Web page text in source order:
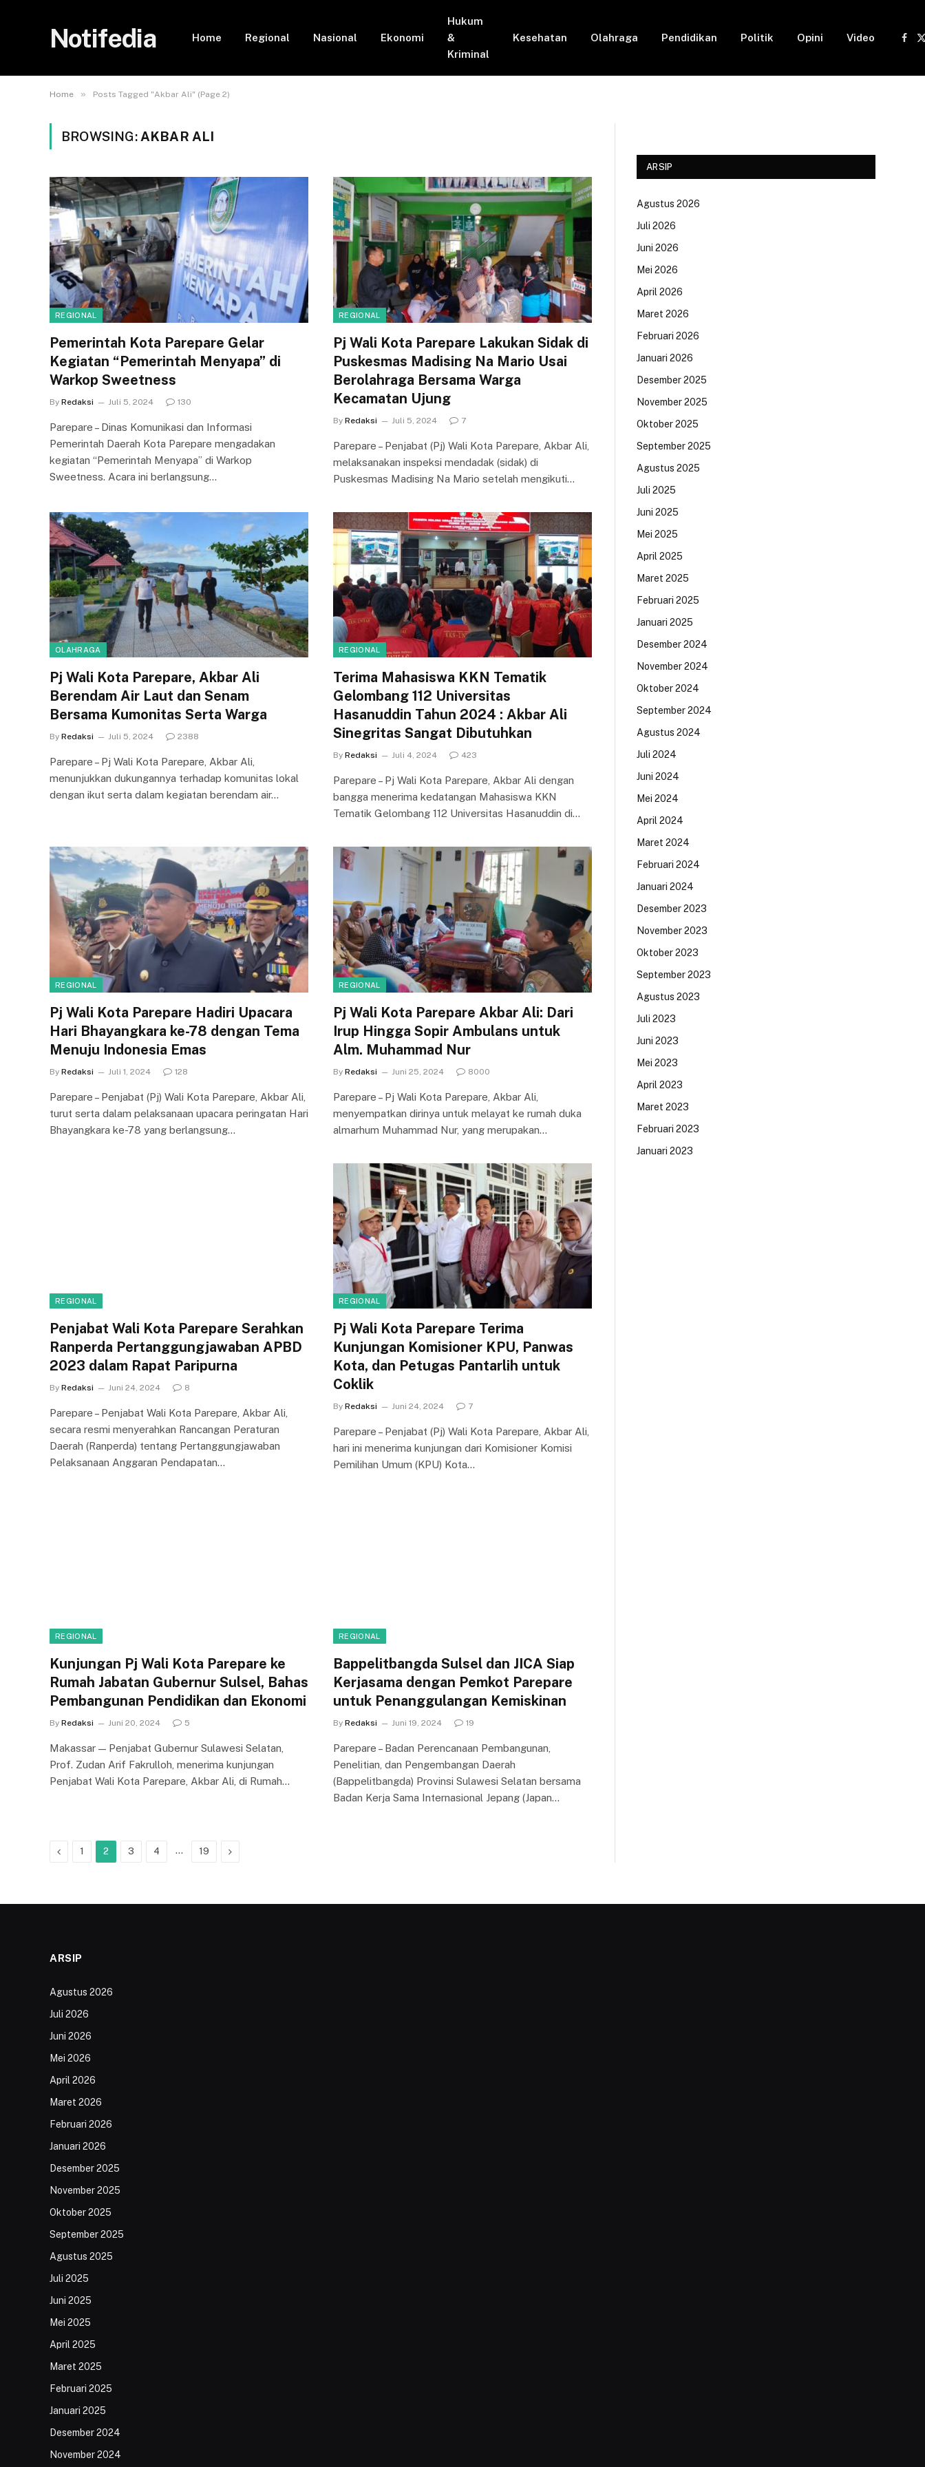
Notifedia Home Regional Nasional Ekonomi
Hukum
&
Kriminal
Kesehatan Olahraga Pendidikan Politik Opini Video
Home » Posts Tagged "Akbar Ali" (Page 2)
BROWSING: AKBAR ALI
REGIONAL
Pemerintah Kota Parepare Gelar
Kegiatan “Pemerintah Menyapa” di
Warkop Sweetness
By Redaksi Juli 5, 2024 130
Parepare – Dinas Komunikasi dan Informasi
Pemerintah Daerah Kota Parepare mengadakan
kegiatan “Pemerintah Menyapa” di Warkop
Sweetness. Acara ini berlangsung…
REGIONAL
Pj Wali Kota Parepare Lakukan Sidak di
Puskesmas Madising Na Mario Usai
Berolahraga Bersama Warga
Kecamatan Ujung
By Redaksi Juli 5, 2024 7
Parepare – Penjabat (Pj) Wali Kota Parepare, Akbar Ali,
melaksanakan inspeksi mendadak (sidak) di
Puskesmas Madising Na Mario setelah mengikuti…
OLAHRAGA
Pj Wali Kota Parepare, Akbar Ali
Berendam Air Laut dan Senam
Bersama Kumonitas Serta Warga
By Redaksi Juli 5, 2024 2388
Parepare – Pj Wali Kota Parepare, Akbar Ali,
menunjukkan dukungannya terhadap komunitas lokal
dengan ikut serta dalam kegiatan berendam air…
REGIONAL
Terima Mahasiswa KKN Tematik
Gelombang 112 Universitas
Hasanuddin Tahun 2024 : Akbar Ali
Sinegritas Sangat Dibutuhkan
By Redaksi Juli 4, 2024 423
Parepare – Pj Wali Kota Parepare, Akbar Ali dengan
bangga menerima kedatangan Mahasiswa KKN
Tematik Gelombang 112 Universitas Hasanuddin di…
REGIONAL
Pj Wali Kota Parepare Hadiri Upacara
Hari Bhayangkara ke-78 dengan Tema
Menuju Indonesia Emas
By Redaksi Juli 1, 2024 128
Parepare – Penjabat (Pj) Wali Kota Parepare, Akbar Ali,
turut serta dalam pelaksanaan upacara peringatan Hari
Bhayangkara ke-78 yang berlangsung…
REGIONAL
Pj Wali Kota Parepare Akbar Ali: Dari
Irup Hingga Sopir Ambulans untuk
Alm. Muhammad Nur
By Redaksi Juni 25, 2024 8000
Parepare – Pj Wali Kota Parepare, Akbar Ali,
menyempatkan dirinya untuk melayat ke rumah duka
almarhum Muhammad Nur, yang merupakan…
REGIONAL
Penjabat Wali Kota Parepare Serahkan
Ranperda Pertanggungjawaban APBD
2023 dalam Rapat Paripurna
By Redaksi Juni 24, 2024 8
Parepare – Penjabat Wali Kota Parepare, Akbar Ali,
secara resmi menyerahkan Rancangan Peraturan
Daerah (Ranperda) tentang Pertanggungjawaban
Pelaksanaan Anggaran Pendapatan…
REGIONAL
Pj Wali Kota Parepare Terima
Kunjungan Komisioner KPU, Panwas
Kota, dan Petugas Pantarlih untuk
Coklik
By Redaksi Juni 24, 2024 7
Parepare – Penjabat (Pj) Wali Kota Parepare, Akbar Ali,
hari ini menerima kunjungan dari Komisioner Komisi
Pemilihan Umum (KPU) Kota…
REGIONAL
Kunjungan Pj Wali Kota Parepare ke
Rumah Jabatan Gubernur Sulsel, Bahas
Pembangunan Pendidikan dan Ekonomi
By Redaksi Juni 20, 2024 5
Makassar — Penjabat Gubernur Sulawesi Selatan,
Prof. Zudan Arif Fakrulloh, menerima kunjungan
Penjabat Wali Kota Parepare, Akbar Ali, di Rumah…
REGIONAL
Bappelitbangda Sulsel dan JICA Siap
Kerjasama dengan Pemkot Parepare
untuk Penanggulangan Kemiskinan
By Redaksi Juni 19, 2024 19
Parepare – Badan Perencanaan Pembangunan,
Penelitian, dan Pengembangan Daerah
(Bappelitbangda) Provinsi Sulawesi Selatan bersama
Badan Kerja Sama Internasional Jepang (Japan…
Previous
1 2 3 4 … 19 Next
ARSIP
Agustus 2026
Juli 2026
Juni 2026
Mei 2026
April 2026
Maret 2026
Februari 2026
Januari 2026
Desember 2025
November 2025
Oktober 2025
September 2025
Agustus 2025
Juli 2025
Juni 2025
Mei 2025
April 2025
Maret 2025
Februari 2025
Januari 2025
Desember 2024
November 2024
Oktober 2024
September 2024
Agustus 2024
Juli 2024
Juni 2024
Mei 2024
April 2024
Maret 2024
Februari 2024
Januari 2024
Desember 2023
November 2023
Oktober 2023
September 2023
Agustus 2023
Juli 2023
Juni 2023
Mei 2023
April 2023
Maret 2023
Februari 2023
Januari 2023
ARSIP
Agustus 2026
Juli 2026
Juni 2026
Mei 2026
April 2026
Maret 2026
Februari 2026
Januari 2026
Desember 2025
November 2025
Oktober 2025
September 2025
Agustus 2025
Juli 2025
Juni 2025
Mei 2025
April 2025
Maret 2025
Februari 2025
Januari 2025
Desember 2024
November 2024